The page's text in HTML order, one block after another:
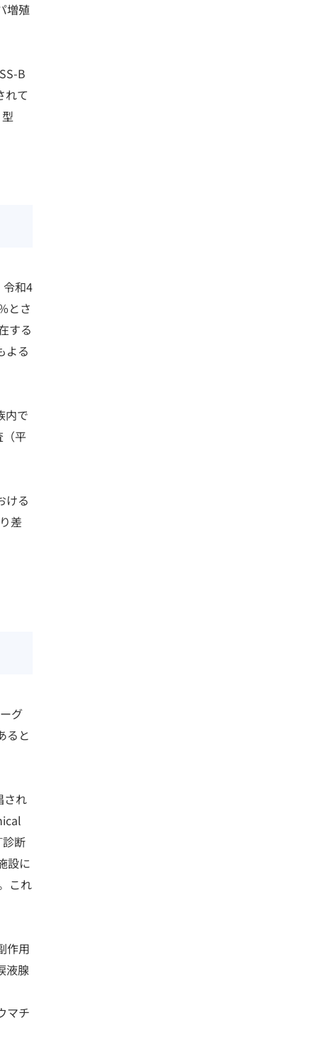
増殖
B
れて
令和4
とさ
する
よる
内で
（平
ける
差
グ
ると
され
断
設に
これ
作用
液腺
マチ